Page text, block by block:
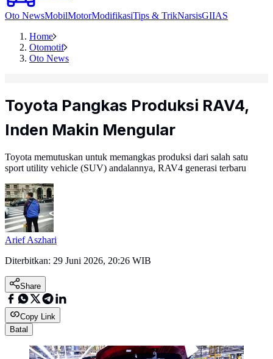
Oto NewsMobilMotorModifikasiTips & TrikNarsisGIIAS
Home
Otomotif
Oto News
Toyota Pangkas Produksi RAV4,
Inden Makin Mengular
Toyota memutuskan untuk memangkas produksi dari salah satu
sport utility vehicle (SUV) andalannya, RAV4 generasi terbaru
Arief Aszhari
Diterbitkan: 29 Juni 2026, 20:26 WIB
Share
Copy Link
Batal